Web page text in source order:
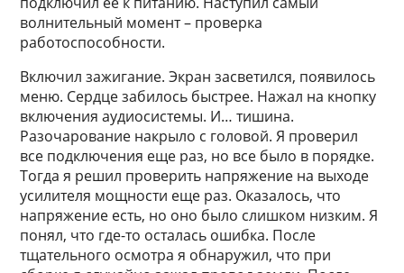
волнительный момент – проверка
работоспособности.
Включил зажигание. Экран засветился, появилось
меню. Сердце забилось быстрее. Нажал на кнопку
включения аудиосистемы. И… тишина.
Разочарование накрыло с головой. Я проверил
все подключения еще раз, но все было в порядке.
Тогда я решил проверить напряжение на выходе
усилителя мощности еще раз. Оказалось, что
напряжение есть, но оно было слишком низким. Я
понял, что где-то осталась ошибка. После
тщательного осмотра я обнаружил, что при